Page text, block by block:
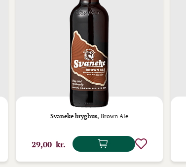
Svaneke bryghus, Brown Ale
29,00 kr.